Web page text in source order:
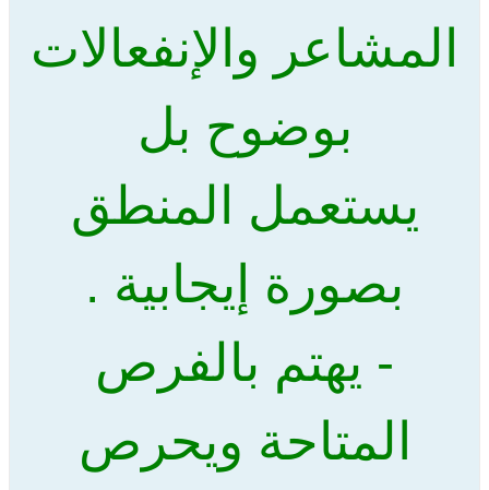
المشاعر والإنفعالات
بوضوح بل
يستعمل المنطق
بصورة إيجابية .
- يهتم بالفرص
المتاحة ويحرص